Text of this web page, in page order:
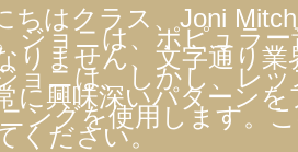
ちはクラス、Joni
ジョニは、ポピュラ
りません、文字通り
ョニは、しかし、レ
に興味深いパターン
ングを使用します。
ください。